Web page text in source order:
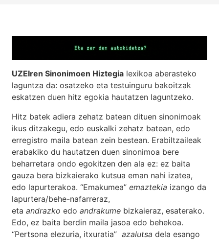
UZEIren Sinonimoen Hiztegia lexikoa aberasteko
laguntza da: osatzeko eta testuinguru bakoitzak
eskatzen duen hitz egokia hautatzen laguntzeko.
Hitz batek adiera zehatz batean dituen sinonimoak
ikus ditzakegu, edo euskalki zehatz batean, edo
erregistro maila batean zein bestean. Erabiltzaileak
erabakiko du hautatzen duen sinonimoa bere
beharretara ondo egokitzen den ala ez: ez baita
gauza bera bizkaierako kutsua eman nahi izatea,
edo lapurterakoa. “Emakumea” emaztekia izango da
lapurtera/behe-nafarreraz,
eta andrazko edo andrakume bizkaieraz, esaterako.
Edo, ez baita berdin maila jasoa edo behekoa.
“Pertsona elezuria, itxuratia” azalutsa dela esango